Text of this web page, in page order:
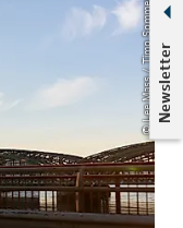
Newsletter
© Lee Mass / Timo Sommer